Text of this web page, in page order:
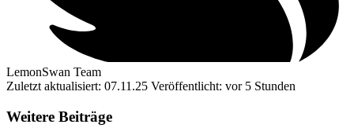
LemonSwan Team
Zuletzt aktualisiert: 07.11.25 Veröffentlicht: vor 5 Stunden
Weitere Beiträge